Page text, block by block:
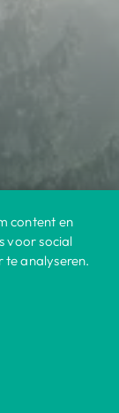
content en
voor social
te analyseren.